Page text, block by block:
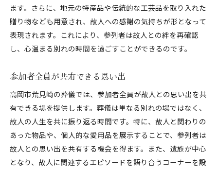
ます。さらに、地元の特産品や伝統的な工芸品を取り入れた
贈り物なども用意され、故人への感謝の気持ちが形となって
表現されます。これにより、参列者は故人との絆を再確認
し、心温まる別れの時間を過ごすことができるのです。
参加者全員が共有できる思い出
高岡市荒見崎の葬儀では、参加者全員が故人との思い出を共
有できる場を提供します。葬儀は単なる別れの場ではなく、
故人の人生を共に振り返る時間です。特に、故人と関わりの
あった物品や、個人的な愛用品を展示することで、参列者は
故人との思い出を共有する機会を得ます。また、遺族が中心
となり、故人に関連するエピソードを語り合うコーナーを設